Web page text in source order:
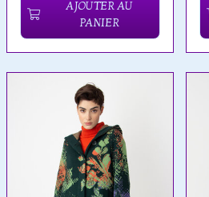
AJOUTER AU
PANIER